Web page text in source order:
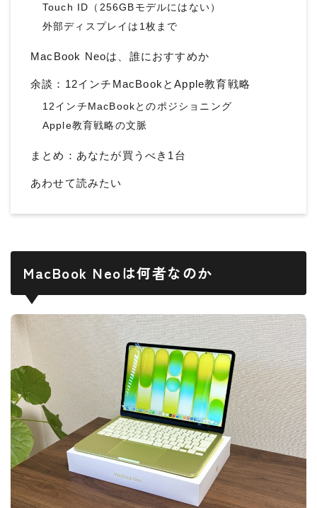
Touch ID（256GBモデルにはない）
外部ディスプレイは1枚まで
MacBook Neoは、誰におすすめか
余談：12インチMacBookとApple教育戦略
12インチMacBookとのポジショニング
Apple教育戦略の文脈
まとめ：あなたが買うべき1台
あわせて読みたい
MacBook Neoは何者なのか